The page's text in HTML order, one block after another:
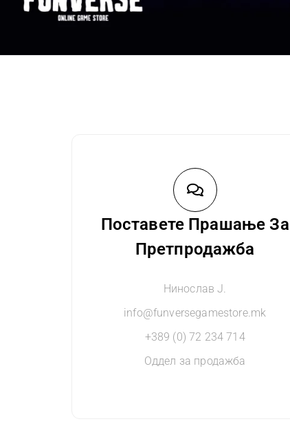
Поставете Прашање За
Претпродажба
Нинослав Ј.
info@funversegamestore.mk
+389 (0) 72 234 714
Оддел за продажба